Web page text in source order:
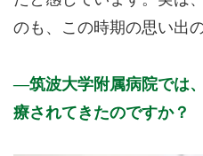
のも、この時期の思い出
筑波大学附属病院では
療されてきたのですか？